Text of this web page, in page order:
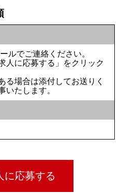
ルでご連絡ください。
人に応募する」をクリック
る場合は添付してお送りく
いたします。
に応募する